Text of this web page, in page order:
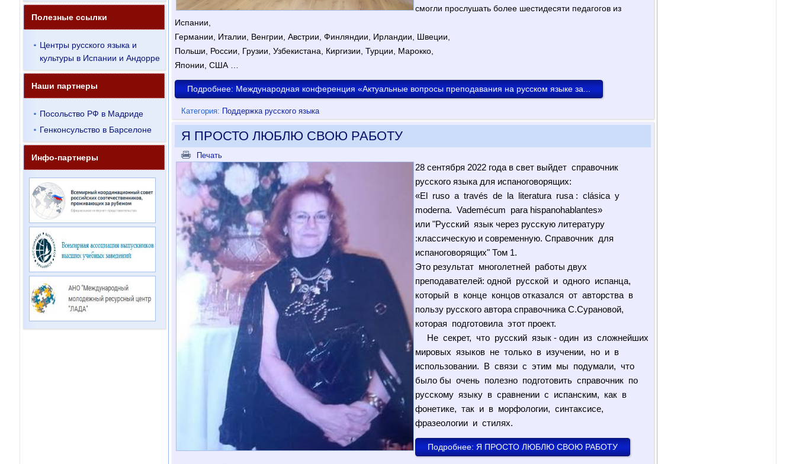
Полезные ссылки
Центры русского языка и
культуры в Испании и Андорре
Наши партнеры
Посольство РФ в Мадриде
Генконсульство в Барселоне
Инфо-партнеры
смогли прослушать более шестидесяти педагогов из
Испании,
Германии, Италии, Венгрии, Австрии, Финляндии, Ирландии, Швеции,
Польши, России, Грузии, Узбекистана, Киргизии, Турции, Марокко,
Японии, США …
Подробнее: Международная конференция «Актуальные вопросы преподавания на русском языке за...
Категория: Поддержка русского языка
Я ПРОСТО ЛЮБЛЮ СВОЮ РАБОТУ
Печать
28 сентября 2022 года в свет выйдет справочник
русского языка для испаноговорящих:
«El ruso a través de la literatura rusa : clásica y
moderna. Vademécum para hispanohablantes»
или "Русский язык через русскую литературу
:классическую и современную. Справочник для
испаноговорящих" Том 1.
Это результат многолетней работы двух
преподавателей: одной русской и одного испанца,
который в конце концов отказался от авторства в
пользу русского автора справочника С.Сурановой,
которая подготовила этот проект.
Не секрет, что русский язык - один из сложнейших
мировых языков не только в изучении, но и в
использовании. В связи с этим мы подумали, что
было бы очень полезно подготовить справочник по
русскому языку в сравнении с испанским, как в
фонетике, так и в морфологии, синтаксисе,
фразеологии и стилях.
Подробнее: Я ПРОСТО ЛЮБЛЮ СВОЮ РАБОТУ